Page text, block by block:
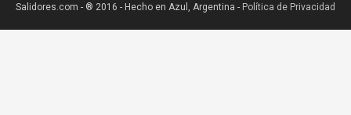
Salidores.com - ® 2016 - Hecho en Azul, Argentina - Política de Privacidad